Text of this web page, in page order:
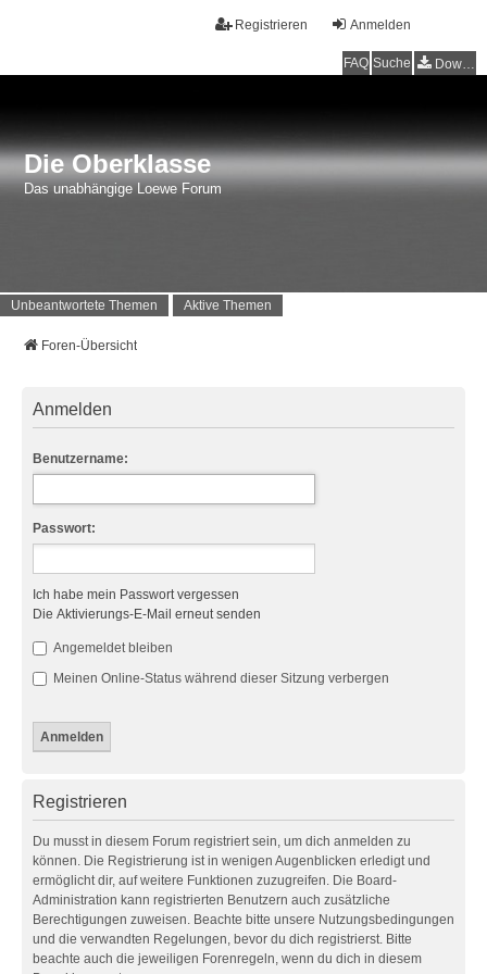
Anmelden
Registrieren
FAQ Suche Downloads
Die Oberklasse
Das unabhängige Loewe Forum
Unbeantwortete Themen Aktive Themen
Foren-Übersicht
Anmelden
Benutzername:
Passwort:
Ich habe mein Passwort vergessen
Die Aktivierungs-E-Mail erneut senden
Angemeldet bleiben
Meinen Online-Status während dieser Sitzung verbergen
Registrieren
Du musst in diesem Forum registriert sein, um dich anmelden zu
können. Die Registrierung ist in wenigen Augenblicken erledigt und
ermöglicht dir, auf weitere Funktionen zuzugreifen. Die Board-
Administration kann registrierten Benutzern auch zusätzliche
Berechtigungen zuweisen. Beachte bitte unsere Nutzungsbedingungen
und die verwandten Regelungen, bevor du dich registrierst. Bitte
beachte auch die jeweiligen Forenregeln, wenn du dich in diesem